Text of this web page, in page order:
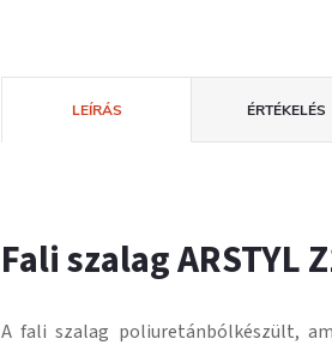
LEÍRÁS ÉRTÉKELÉS
Fali szalag ARSTYL
A fali szalag poliuretánbólkészült,